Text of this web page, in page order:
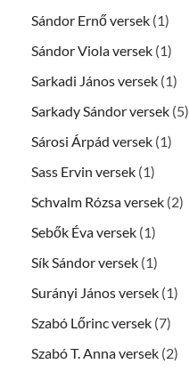
Sándor Ernő versek (1)
Sándor Viola versek (1)
Sarkadi János versek (1)
Sarkady Sándor versek (5)
Sárosi Árpád versek (1)
Sass Ervin versek (1)
Schvalm Rózsa versek (2)
Sebők Éva versek (1)
Sík Sándor versek (1)
Surányi János versek (1)
Szabó Lőrinc versek (7)
Szabó T. Anna versek (2)